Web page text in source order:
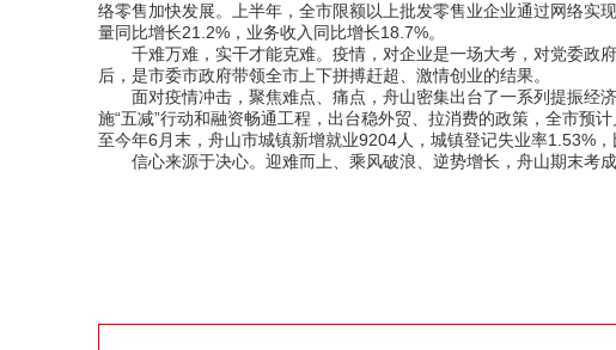
络零售加快发展。上半年，全市限额以上批发零售业企业通过网络实
量同比增长21.2%，业务收入同比增长18.7%。
千难万难，实干才能克难。疫情，对企业是一场大考，对党委政
后，是市委市政府带领全市上下拼搏赶超、激情创业的结果。
面对疫情冲击，聚焦难点、痛点，舟山密集出台了一系列提振经
施“五减”行动和融资畅通工程，出台稳外贸、拉消费的政策，全市预
至今年6月末，舟山市城镇新增就业9204人，城镇登记失业率1.53%
信心来源于决心。迎难而上、乘风破浪、逆势增长，舟山期末考成